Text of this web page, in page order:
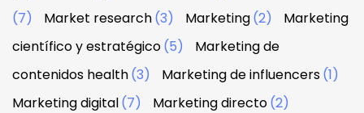
(7)
Market research(3) Marketing(2)
Marketing
científico y estratégico(5)
Marketing de
contenidos health(3) Marketing de influencers(1)
Marketing digital(7) Marketing directo(2)